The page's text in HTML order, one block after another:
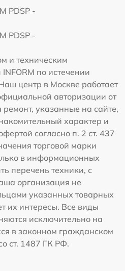
PDSP -
PDSP -
и техническим
по истечении
центр в Москве работает
авторизации от
указанные на сайте,
характер и
согласно п. 2 ст. 437
торговой марки
в информационных
перечень техники, с
организация не
указанных товарных
их интересы. Все виды
исключительно на
в законном гражданском
ст. 1487 ГК РФ.